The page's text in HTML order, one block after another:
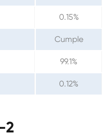
0.15%
Cumple
99.1%
0.12%
2